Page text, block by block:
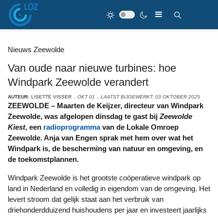
Nieuws Zeewolde
Van oude naar nieuwe turbines: hoe
Windpark Zeewolde verandert
AUTEUR: LISETTE VISSER OKT 01 LAATST BIJGEWERKT: 03 OKTOBER 2025
ZEEWOLDE – Maarten de Keijzer, directeur van Windpark
Zeewolde, was afgelopen dinsdag te gast bij Zeewolde
Kiest, een radioprogrammavan de Lokale Omroep
Zeewolde. Anja van Engen sprak met hem over wat het
Windpark is, de bescherming van natuur en omgeving, en
de toekomstplannen.
Windpark Zeewolde is het grootste coöperatieve windpark op
land in Nederland en volledig in eigendom van de omgeving. Het
levert stroom dat gelijk staat aan het verbruik van
driehonderdduizend huishoudens per jaar en investeert jaarlijks